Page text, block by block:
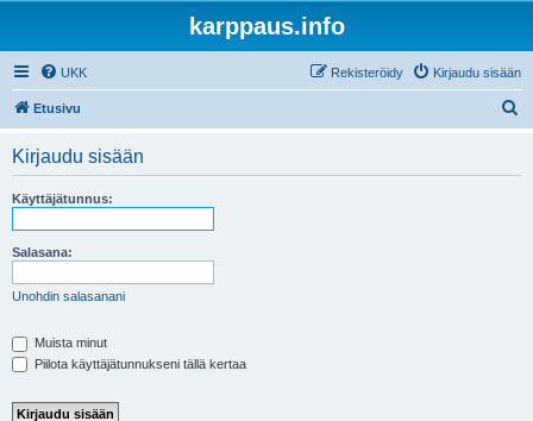
karppaus.info
UKK Kirjaudu sisään
Rekisteröidy
Etusivu
Kirjaudu sisään
Käyttäjätunnus:
Salasana:
Unohdin salasanani
Muista minut
Piilota käyttäjätunnukseni tällä kertaa